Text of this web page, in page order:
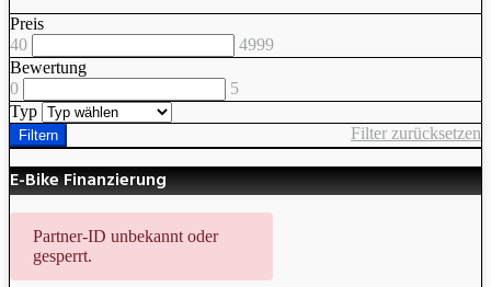
Preis
40
4999
Bewertung
0
5
Typ
Filter zurücksetzen
Filtern
E-Bike Finanzierung
Partner-ID unbekannt oder
gesperrt.